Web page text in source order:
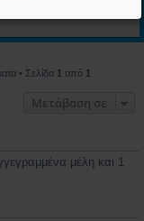
• Σελίδα 1 από 1
Μετάβαση σε
μέλη και 1